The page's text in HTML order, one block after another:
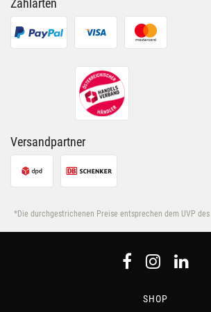
Zahlarten
Versandpartner
*Die durchgestrichenen Preise entsprechen dem UVP
SHOP